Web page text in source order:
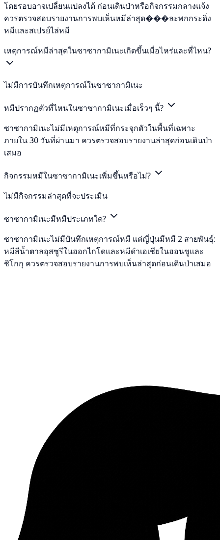
โดยรอบอาจเปลี่ยนแปลงได้ ก่อนเดินป่าหรือกิจกรรมกลางแจ้ง
ควรตรวจสอบรายงานการพบเห็นหมีล่าสุด���ละพกกระดิ่ง
หมีและสเปรย์ไล่หมี
เหตุการณ์หมีล่าสุดในซาซากามิเนะเกิดขึ้นเมื่อไหร่และที่ไหน?
ไม่มีการบันทึกเหตุการณ์ในซาซากามิเนะ
หมีปรากฏตัวที่ไหนในซาซากามิเนะเมื่อเร็วๆ นี้?
ซาซากามิเนะไม่มีเหตุการณ์หมีที่กระจุกตัวในพื้นที่เฉพาะ
ภายใน 30 วันที่ผ่านมา ควรตรวจสอบรายงานล่าสุดก่อนเดินป่า
เสมอ
กิจกรรมหมีในซาซากามิเนะเพิ่มขึ้นหรือไม่?
ไม่มีกิจกรรมล่าสุดที่จะประเมิน
ซาซากามิเนะมีหมีประเภทใด?
ซาซากามิเนะไม่มีบันทึกเหตุการณ์หมี แต่ญี่ปุ่นมีหมี 2 สายพันธุ์:
หมีสีน้ำตาลอุสซูรีในฮอกไกโดและหมีดำเอเชียในฮอนชูและ
ชิโกกุ ควรตรวจสอบรายงานการพบเห็นล่าสุดก่อนเดินป่าเสมอ